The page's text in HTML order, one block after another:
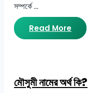
সম্পর্কে …
Read More
মৌসুমী নামের অর্থ কি?